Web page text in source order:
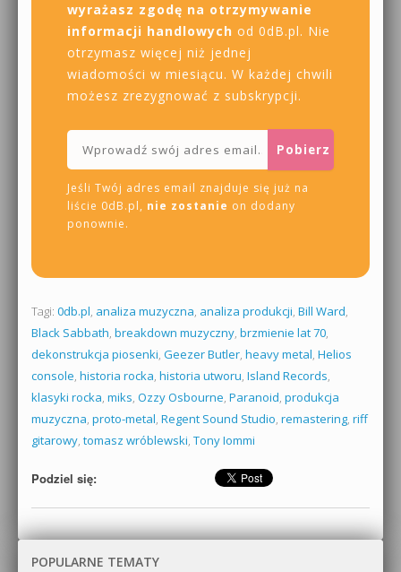
wyrażasz zgodę na otrzymywanie
informacji handlowych od 0dB.pl. Nie
otrzymasz więcej niż jednej
wiadomości w miesiącu. W każdej chwili
możesz zrezygnować z subskrypcji.
Jeśli Twój adres email znajduje się już na
liście 0dB.pl, nie zostanie on dodany
ponownie.
Tagi: 0db.pl, analiza muzyczna, analiza produkcji, Bill Ward,
Black Sabbath, breakdown muzyczny, brzmienie lat 70,
dekonstrukcja piosenki, Geezer Butler, heavy metal, Helios
console, historia rocka, historia utworu, Island Records,
klasyki rocka, miks, Ozzy Osbourne, Paranoid, produkcja
muzyczna, proto-metal, Regent Sound Studio, remastering, riff
gitarowy, tomasz wróblewski, Tony Iommi
Podziel się:
POPULARNE TEMATY